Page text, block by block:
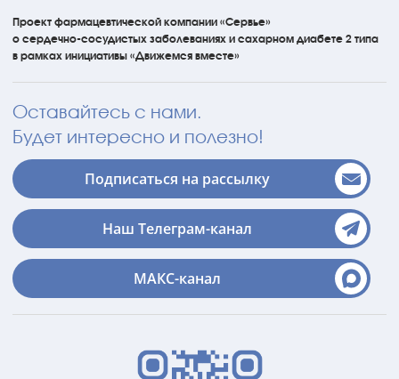
Проект фармацевтической компании «Сервье»
о сердечно-сосудистых заболеваниях и сахарном диабете 2 типа
в рамках инициативы «Движемся вместе»
Оставайтесь с нами.
Будет интересно и полезно!
Подписаться на рассылку
Наш Телеграм-канал
МАКС-канал